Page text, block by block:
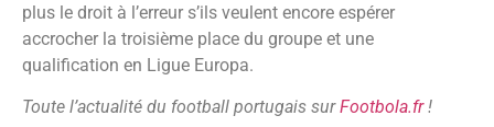
plus le droit à l’erreur s’ils veulent encore espérer
accrocher la troisième place du groupe et une
qualification en Ligue Europa.
Toute l’actualité du football portugais surFootbola.fr!